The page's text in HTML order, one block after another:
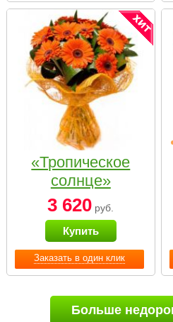
Заказать в один клик
«Тропическое
солнце»
3 620 руб.
Купить
Больше